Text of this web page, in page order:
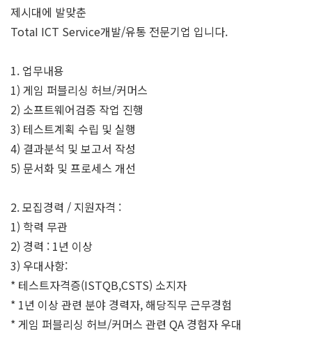
제시대에 발맞춘
TotaI ICT Service개발/유통 전문기업 입니다.
1. 업무내용
1) 게임 퍼블리싱 허브/커머스
2) 소프트웨어검증 작업 진행
3) 테스트계획 수립 및 실행
4) 결과분석 및 보고서 작성
5) 문서화 및 프로세스 개선
2. 모집경력 / 지원자격 :
1) 학력 무관
2) 경력 : 1년 이상
3) 우대사항:
* 테스트자격증(ISTQB,CSTS) 소지자
* 1년 이상 관련 분야 경력자, 해당직무 근무경험
* 게임 퍼블리싱 허브/커머스 관련 QA 경험자 우대